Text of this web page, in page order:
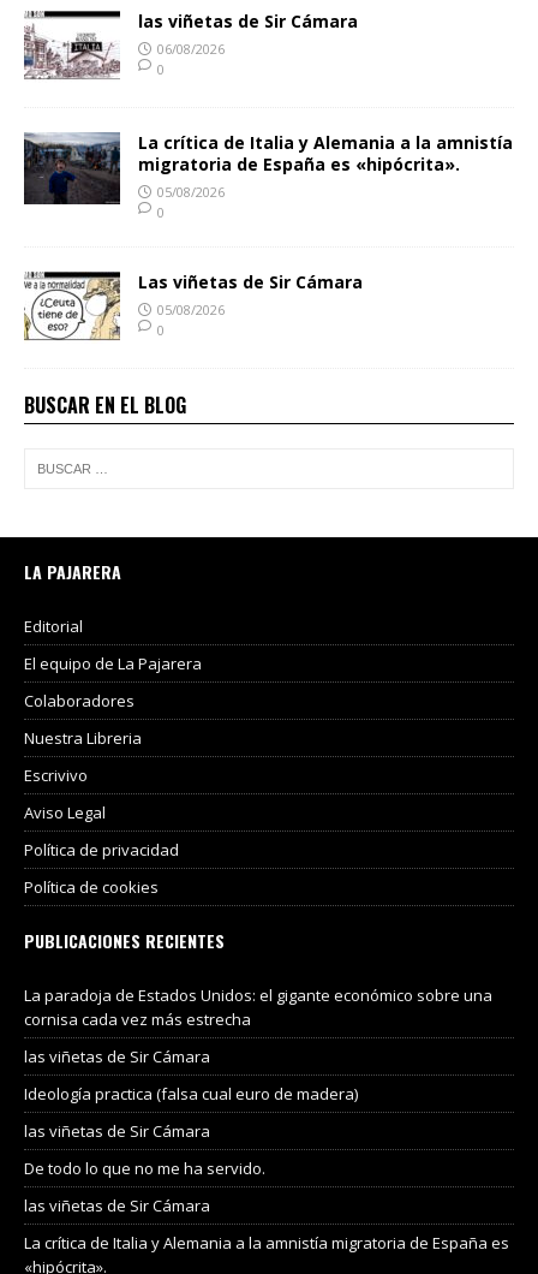
las viñetas de Sir Cámara
06/08/2026
0
La crítica de Italia y Alemania a la amnistía
migratoria de España es «hipócrita».
05/08/2026
0
Las viñetas de Sir Cámara
05/08/2026
0
BUSCAR EN EL BLOG
LA PAJARERA
Editorial
El equipo de La Pajarera
Colaboradores
Nuestra Libreria
Escrivivo
Aviso Legal
Política de privacidad
Política de cookies
PUBLICACIONES RECIENTES
La paradoja de Estados Unidos: el gigante económico sobre una
cornisa cada vez más estrecha
las viñetas de Sir Cámara
Ideología practica (falsa cual euro de madera)
las viñetas de Sir Cámara
De todo lo que no me ha servido.
las viñetas de Sir Cámara
La crítica de Italia y Alemania a la amnistía migratoria de España es
«hipócrita».